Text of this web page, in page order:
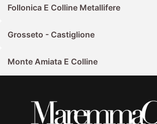
Follonica E Colline Metallifere
Grosseto - Castiglione
Monte Amiata E Colline